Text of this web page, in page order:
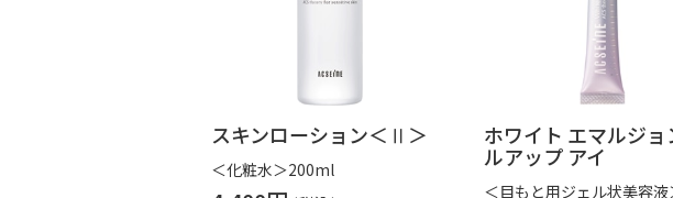
スキンローション＜Ⅱ＞
＜化粧水＞200ml
ホワイト エマルジョ
ルアップ アイ
＜目もと用ジェル状美容液